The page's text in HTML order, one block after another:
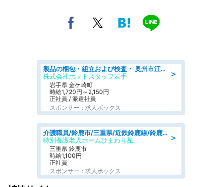
＞
製品の梱包・組立および検査・ 奥州市江刺/大手企業で長期安定 梱包・検査・組立/半年経過毎に5万円の報奨金有
株式会社ホットスタッフ岩手
岩手県 金ケ崎町
時給1,720円～2,150円
正社員 / 派遣社員
スポンサー：求人ボックス
＞
介護職員/鈴鹿市/三重県/近鉄鈴鹿線/鈴鹿市駅
特別養護老人ホームひまわり苑
三重県 鈴鹿市
時給1,100円
正社員
スポンサー：求人ボックス